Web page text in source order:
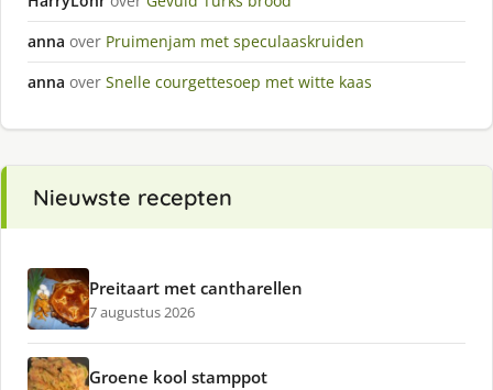
anna over Pruimenjam met speculaaskruiden
anna over Snelle courgettesoep met witte kaas
Nieuwste recepten
Preitaart met cantharellen
7 augustus 2026
Groene kool stamppot